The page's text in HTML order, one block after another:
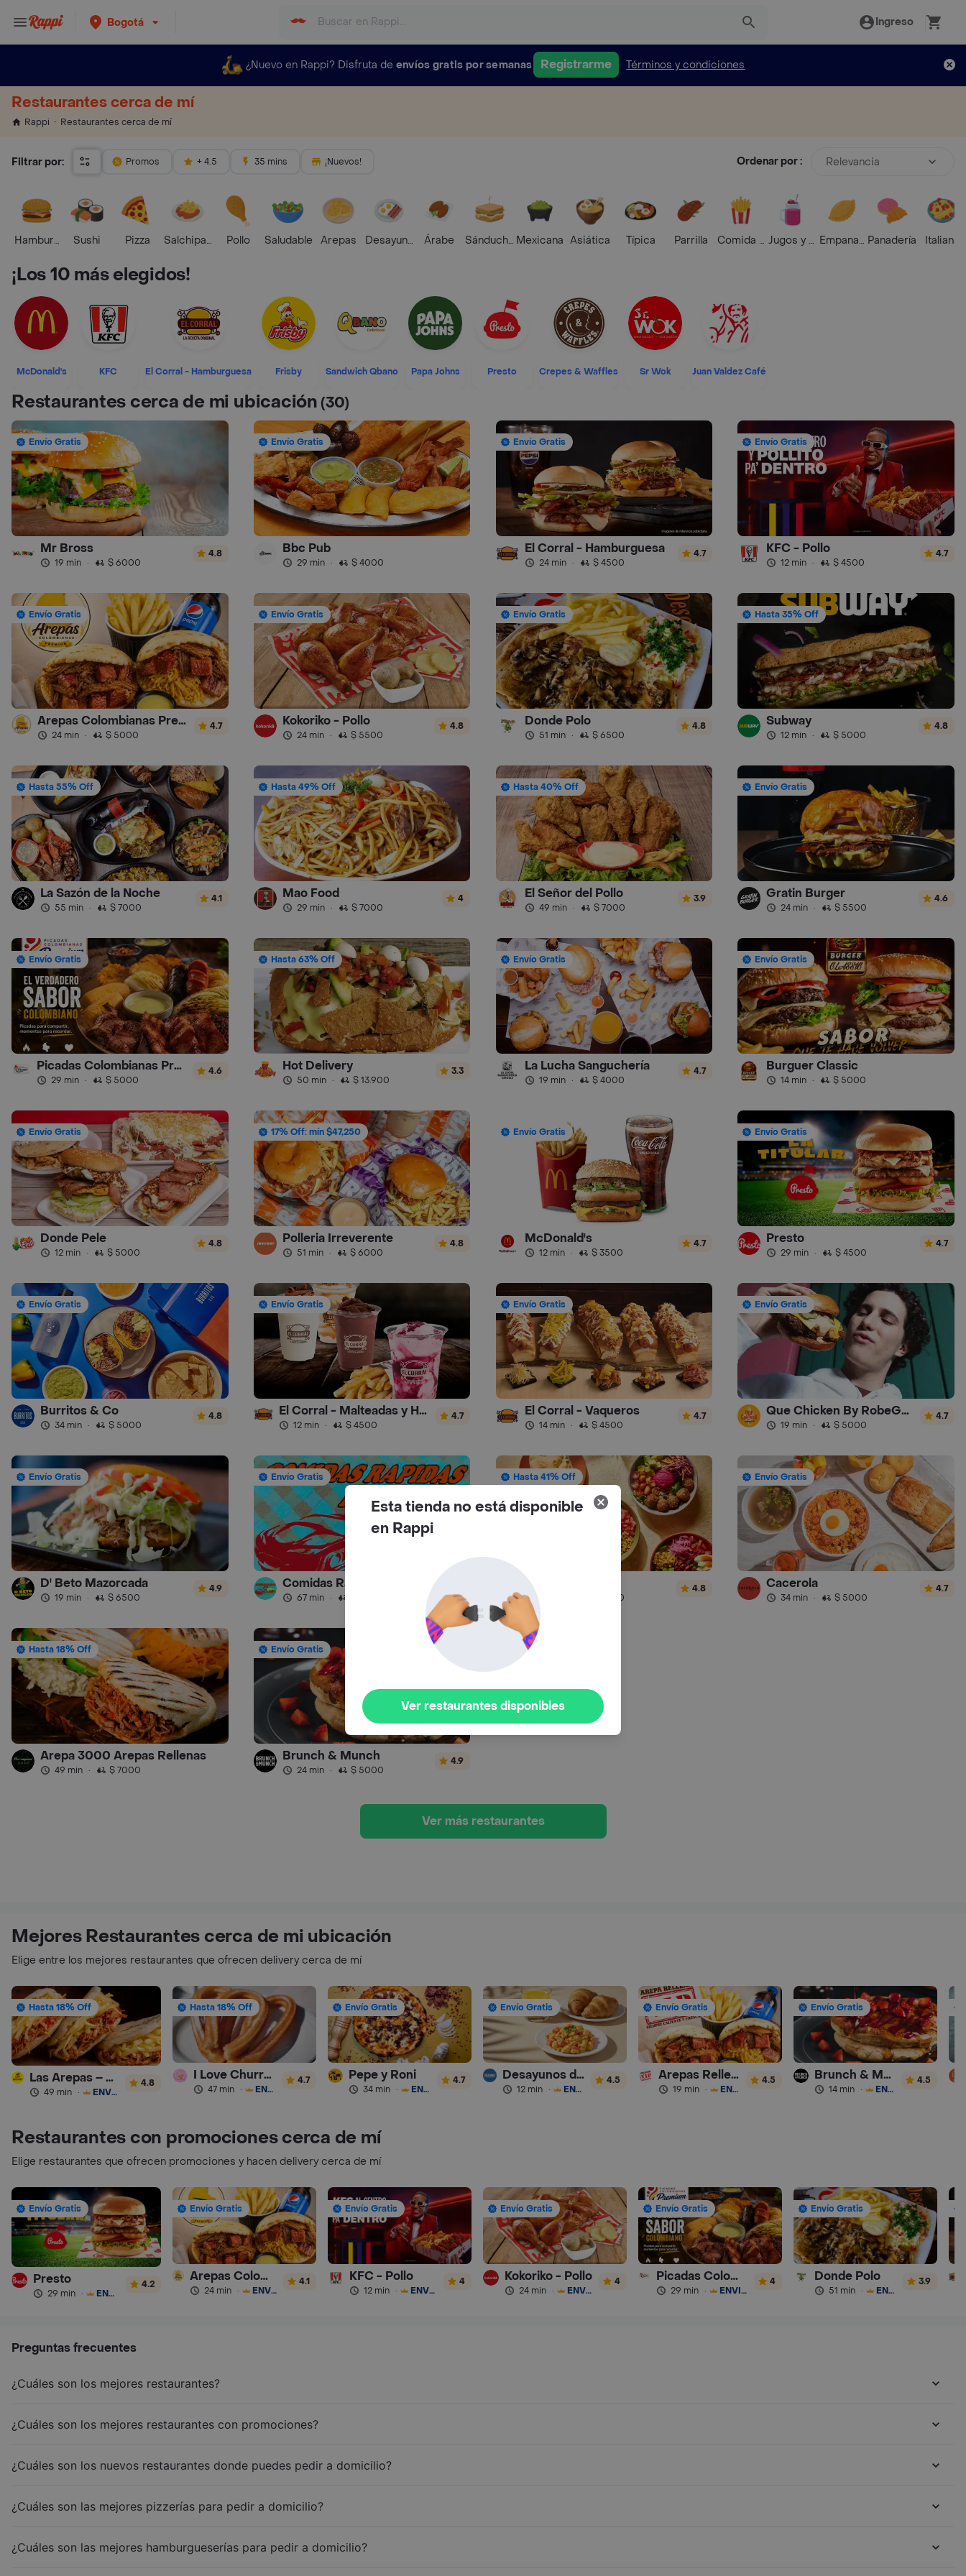
Bogotá Ingreso
¿Nuevo en Rappi? Disfruta de envíos gratis por semanas Registrarme Términos y condiciones
Restaurantes cerca de mí
Rappi Restaurantes cerca de mí
Filtrar por: Promos + 4.5 35 mins ¡Nuevos! Ordenar por : Relevancia
HamburguesaSushi Pizza Salchipapas Pollo Saludable Arepas Desayunos Árabe SánduchesMexicana Asiática Típica Parrilla Comida RápidaJugos y BatidosEmpanadasPanadería Italiana
¡Los 10 más elegidos!
McDonald's KFC El Corral - Hamburguesa Frisby Sandwich Qbano Papa Johns Presto Crepes & Waffles Sr Wok Juan Valdez Café
Restaurantes cerca de mi ubicación(30)
Envío Gratis
Mr Bross
19 min · $ 6000
4.8
Envío Gratis
Bbc Pub
29 min · $ 4000
Envío Gratis
El Corral - Hamburguesa
24 min · $ 4500
4.7
Envío Gratis
KFC - Pollo
12 min · $ 4500
4.7
Envío Gratis
Arepas Colombianas Premium
24 min · $ 5000
4.7
Envío Gratis
Kokoriko - Pollo
24 min · $ 5500
4.8
Envío Gratis
Donde Polo
51 min · $ 6500
4.8
Hasta 35% Off
Subway
12 min · $ 5000
4.8
Hasta 55% Off
La Sazón de la Noche
55 min · $ 7000
4.1
Hasta 49% Off
Mao Food
29 min · $ 7000
4
Hasta 40% Off
El Señor del Pollo
49 min · $ 7000
3.9
Envío Gratis
Gratin Burger
24 min · $ 5500
4.6
Envío Gratis
Picadas Colombianas Premium
29 min · $ 5000
4.6
Hasta 63% Off
Hot Delivery
50 min · $ 13.900
3.3
Envío Gratis
La Lucha Sanguchería
19 min · $ 4000
4.7
Envío Gratis
Burguer Classic
14 min · $ 5000
Envío Gratis
Donde Pele
12 min · $ 5000
4.8
17% Off: mín $47,250
Polleria Irreverente
51 min · $ 6000
4.8
Envío Gratis
McDonald's
12 min · $ 3500
4.7
Envío Gratis
Presto
29 min · $ 4500
4.7
Envío Gratis
Burritos & Co
34 min · $ 5000
4.8
Envío Gratis
El Corral - Malteadas y Helados
12 min · $ 4500
4.7
Envío Gratis
El Corral - Vaqueros
14 min · $ 4500
4.7
Envío Gratis
Que Chicken By RobeGrill
19 min · $ 5000
4.7
Envío Gratis
D' Beto Mazorcada
19 min · $ 6500
4.9
Envío Gratis
Comidas Rapidas Hym
67 min ·
Hasta 41% Off
Avocalia
$ 5000
4.8
Envío Gratis
Cacerola
34 min · $ 5000
4.7
Hasta 18% Off
Arepa 3000 Arepas Rellenas
49 min · $ 7000
Envío Gratis
Brunch & Munch
24 min · $ 5000
4.9
Ver más restaurantes
Mejores Restaurantes cerca de mi ubicación
Elige entre los mejores restaurantes que ofrecen delivery cerca de mí
Hasta 18% Off
Las Arepas – Arepas Rellenas
49 min · ENVÍO GRATIS
4.8
Hasta 18% Off
I Love Churros 95
47 min · ENVÍO GRATIS
4.7
Envío Gratis
Pepe y Roni
34 min · ENVÍO GRATIS
4.7
Envío Gratis
Desayunos de la Abuela
12 min · ENVÍO GRATIS
4.5
Envío Gratis
Arepas Rellenas Vip
19 min · ENVÍO GRATIS
4.5
Envío Gratis
Brunch & Munch
14 min · ENVÍO GRATIS
4.5
Restaurantes con promociones cerca de mí
Elige restaurantes que ofrecen promociones y hacen delivery cerca de mí
Envío Gratis
Presto
29 min · ENVÍO GRATIS
4.2
Envío Gratis
Arepas Colombianas Premium
24 min · ENVÍO GRATIS
4.1
Envío Gratis
KFC - Pollo
12 min · ENVÍO GRATIS
4
Envío Gratis
Kokoriko - Pollo
24 min · ENVÍO GRATIS
4
Envío Gratis
Picadas Colombianas Premium
29 min · ENVÍO GRATIS
4
Envío Gratis
Donde Polo
51 min · ENVÍO GRATIS
3.9
Preguntas frecuentes
¿Cuáles son los mejores restaurantes?
¿Cuáles son los mejores restaurantes con promociones?
¿Cuáles son los nuevos restaurantes donde puedes pedir a domicilio?
¿Cuáles son las mejores pizzerías para pedir a domicilio?
¿Cuáles son las mejores hamburgueserías para pedir a domicilio?
Esta tienda no está disponible
en Rappi
Ver restaurantes disponibles